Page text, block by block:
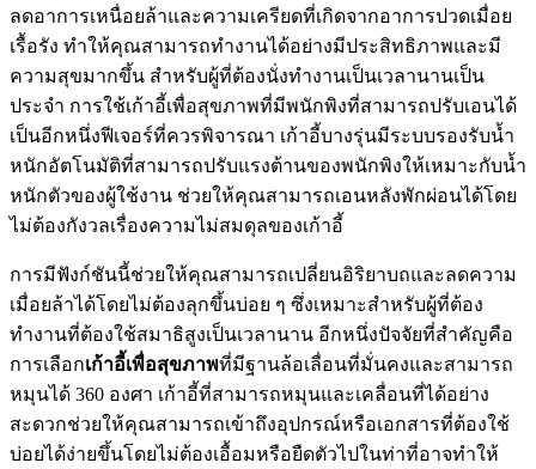
ลดอาการเหนื่อยล้าและความเครียดที่เกิดจากอาการปวดเมื่อย
เรื้อรัง ทำให้คุณสามารถทำงานได้อย่างมีประสิทธิภาพและมี
ความสุขมากขึ้น สำหรับผู้ที่ต้องนั่งทำงานเป็นเวลานานเป็น
ประจำ การใช้เก้าอี้เพื่อสุขภาพที่มีพนักพิงที่สามารถปรับเอนได้
เป็นอีกหนึ่งฟีเจอร์ที่ควรพิจารณา เก้าอี้บางรุ่นมีระบบรองรับน้ำ
หนักอัตโนมัติที่สามารถปรับแรงต้านของพนักพิงให้เหมาะกับน้ำ
หนักตัวของผู้ใช้งาน ช่วยให้คุณสามารถเอนหลังพักผ่อนได้โดย
ไม่ต้องกังวลเรื่องความไม่สมดุลของเก้าอี้
การมีฟังก์ชันนี้ช่วยให้คุณสามารถเปลี่ยนอิริยาบถและลดความ
เมื่อยล้าได้โดยไม่ต้องลุกขึ้นบ่อย ๆ ซึ่งเหมาะสำหรับผู้ที่ต้อง
ทำงานที่ต้องใช้สมาธิสูงเป็นเวลานาน อีกหนึ่งปัจจัยที่สำคัญคือ
การเลือกเก้าอี้เพื่อสุขภาพที่มีฐานล้อเลื่อนที่มั่นคงและสามารถ
หมุนได้ 360 องศา เก้าอี้ที่สามารถหมุนและเคลื่อนที่ได้อย่าง
สะดวกช่วยให้คุณสามารถเข้าถึงอุปกรณ์หรือเอกสารที่ต้องใช้
บ่อยได้ง่ายขึ้นโดยไม่ต้องเอื้อมหรือยืดตัวไปในท่าที่อาจทำให้